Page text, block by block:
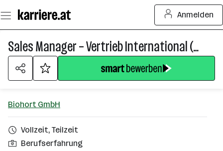
Seiteninhalt
springen
Anmelden
Sales Manager – Vertrieb International (m/w)
Biohort GmbH
Vollzeit, Teilzeit
Berufserfahrung